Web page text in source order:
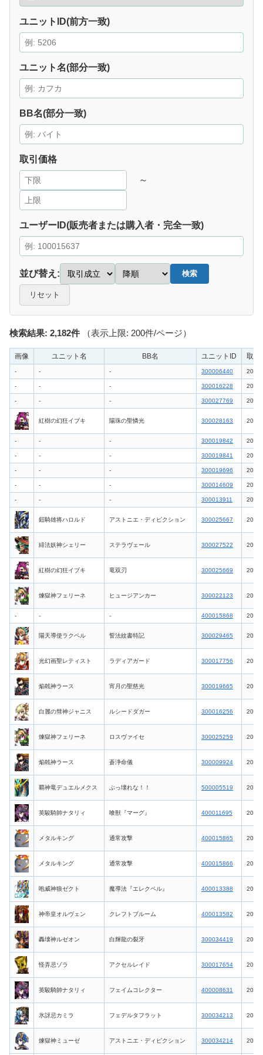
ユニットID(前方一致)
ユニット名(部分一致)
BB名(部分一致)
取引価格
～
ユーザーID(販売者または購入者・完全一致)
並び替え: 検索
リセット
検索結果: 2,182件 （表示上限: 200件/ページ）
画像 ユニット名 BB名 ユニットID 取引
- - - 300006440
- - - 300016228
- - - 300027769
紅樹の幻狂イブキ 陽珠の聖憐光 300028163
- - - 300019842
- - - 300019841
- - - 300019696
- - - 300014609
- - - 300013911
鎧騎雄将ハロルド アストニエ・ディピクション 300025667
緋法妖神シェリー ステラヴェール 300027522
紅樹の幻狂イブキ 竜双刃 300025669
煉獄神フェリーネ ヒュージアンカー 300022123
- - - 400015868
陽天導使ラクペル 誓法紋書特記 300029465
光幻画聖レティスト ラディアガード 300017756
焔戟神ラース 宵月の聖慈光 300019665
白麗の彗神ジャニス ルシードダガー 300016256
煉獄神フェリーネ ロスヴァイセ 300025259
焔戟神ラース 蒼浄命儀 300009924
覇神竜デュエルメクス ぶっ壊れな！！ 500005519
英駿騎帥ナタリィ 喰獣『マーグ』 400011695
メタルキング 通常攻撃 400015865
メタルキング 通常攻撃 400015866
咆威神狼ゼクト 魔導法『エレクペル』 400013388
神帝皇オルヴェン クレフトブルーム 400013582
轟壊神ルゼオン 白輝龍の裂牙 300034419
怪弄忌ゾラ アクセルレイド 300017654
英駿騎帥ナタリィ フェイムコレクター 400008631
氷訝忌カミラ フェデルタフラット 300034213
煉獄神ミューゼ アストニエ・ディピクション 300034214